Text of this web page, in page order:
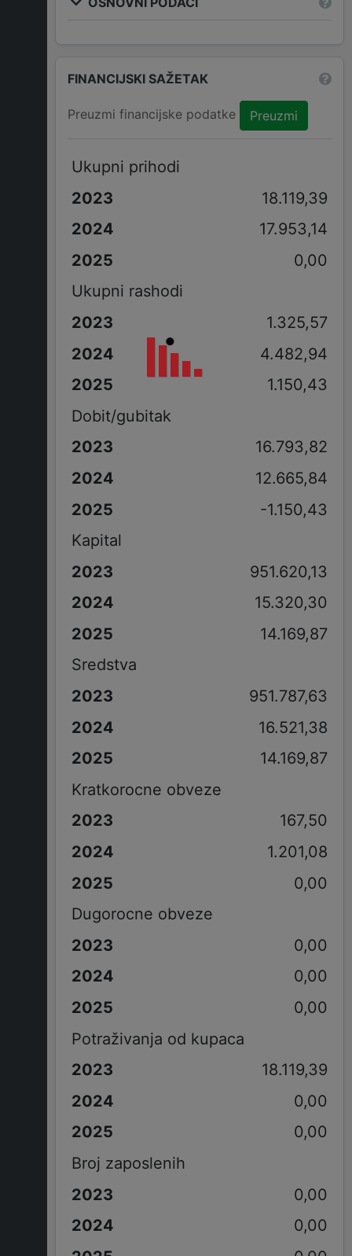
FINANCIJSKI SAŽETAK
Preuzmi financijske podatke Preuzmi
Ukupni prihodi
18.119,39
17.953,14
0,00
Ukupni rashodi
1.325,57
4.482,94
1.150,43
Dobit/gubitak
16.793,82
12.665,84
-1.150,43
Kapital
951.620,13
15.320,30
14.169,87
Sredstva
951.787,63
16.521,38
14.169,87
Kratkorocne obveze
167,50
1.201,08
0,00
Dugorocne obveze
0,00
0,00
0,00
Potraživanja od kupaca
18.119,39
0,00
0,00
Broj zaposlenih
0,00
0,00